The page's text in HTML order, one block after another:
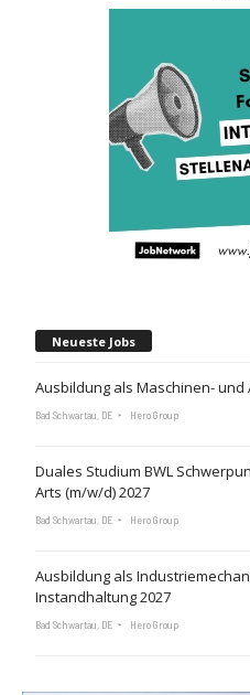
Neueste Jobs
Ausbildung als Maschinen-
Bad Schwartau, DE Hero Group
Duales Studium BWL
Arts (m/w/d) 2027
Bad Schwartau, DE Hero Group
Ausbildung als
Instandhaltung 2027
Bad Schwartau, DE Hero Group